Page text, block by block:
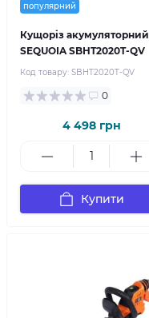
популярний
Кущоріз акумуляторний
SEQUOIA SBHT2020T-QV
Код товару: SBHT2020T-QV
0
4 498 грн
Купити